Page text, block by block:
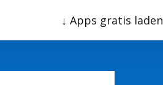
↓ Apps gratis laden